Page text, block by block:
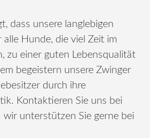
dass unsere langlebigen
Hunde, die viel Zeit im
zu einer guten Lebensqualität
begeistern unsere Zwinger
durch ihre
Kontaktieren Sie uns bei
unterstützen Sie gerne bei